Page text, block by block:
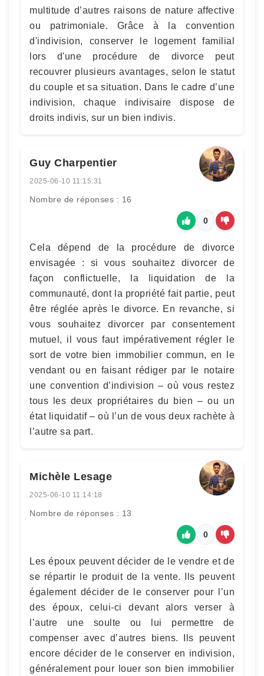
multitude d’autres raisons de nature affective
ou patrimoniale. Grâce à la convention
d'indivision, conserver le logement familial
lors d'une procédure de divorce peut
recouvrer plusieurs avantages, selon le statut
du couple et sa situation. Dans le cadre d’une
indivision, chaque indivisaire dispose de
droits indivis, sur un bien indivis.
Guy Charpentier
2025-06-10 11:15:31
Nombre de réponses : 16
0
Cela dépend de la procédure de divorce
envisagée : si vous souhaitez divorcer de
façon conflictuelle, la liquidation de la
communauté, dont la propriété fait partie, peut
être réglée après le divorce. En revanche, si
vous souhaitez divorcer par consentement
mutuel, il vous faut impérativement régler le
sort de votre bien immobilier commun, en le
vendant ou en faisant rédiger par le notaire
une convention d’indivision – où vous restez
tous les deux propriétaires du bien – ou un
état liquidatif – où l’un de vous deux rachète à
l’autre sa part.
Michèle Lesage
2025-06-10 11:14:18
Nombre de réponses : 13
0
Les époux peuvent décider de le vendre et de
se répartir le produit de la vente. Ils peuvent
également décider de le conserver pour l’un
des époux, celui-ci devant alors verser à
l’autre une soulte ou lui permettre de
compenser avec d’autres biens. Ils peuvent
encore décider de le conserver en indivision,
généralement pour louer son bien immobilier